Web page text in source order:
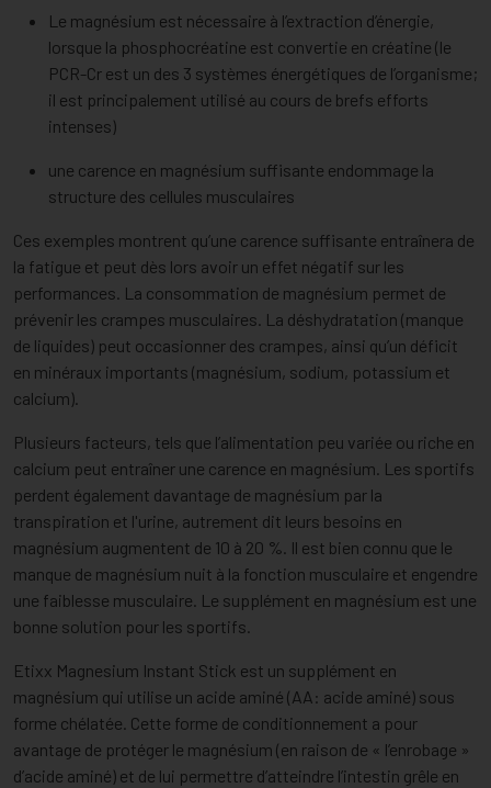
Le magnésium est nécessaire à l’extraction d’énergie,
lorsque la phosphocréatine est convertie en créatine (le
PCR-Cr est un des 3 systèmes énergétiques de l’organisme;
il est principalement utilisé au cours de brefs efforts
intenses)
une carence en magnésium suffisante endommage la
structure des cellules musculaires
Ces exemples montrent qu’une carence suffisante entraînera de
la fatigue et peut dès lors avoir un effet négatif sur les
performances. La consommation de magnésium permet de
prévenir les crampes musculaires. La déshydratation (manque
de liquides) peut occasionner des crampes, ainsi qu’un déficit
en minéraux importants (magnésium, sodium, potassium et
calcium).
Plusieurs facteurs, tels que l’alimentation peu variée ou riche en
calcium peut entraîner une carence en magnésium. Les sportifs
perdent également davantage de magnésium par la
transpiration et l'urine, autrement dit leurs besoins en
magnésium augmentent de 10 à 20 %. Il est bien connu que le
manque de magnésium nuit à la fonction musculaire et engendre
une faiblesse musculaire. Le supplément en magnésium est une
bonne solution pour les sportifs.
Etixx Magnesium Instant Stick est un supplément en
magnésium qui utilise un acide aminé (AA: acide aminé) sous
forme chélatée. Cette forme de conditionnement a pour
avantage de protéger le magnésium (en raison de « l’enrobage »
d’acide aminé) et de lui permettre d’atteindre l’intestin grêle en